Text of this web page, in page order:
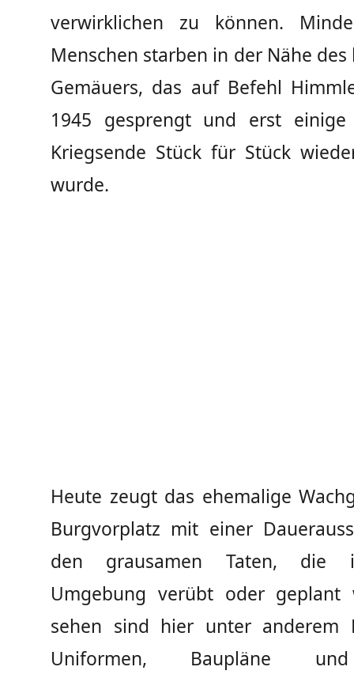
verwirklichen zu können.
Menschen starben in der Nähe
Gemäuers, das auf Befehl
1945 gesprengt und erst einige
Kriegsende Stück für Stück
wurde.
Heute zeugt das ehemalige
Burgvorplatz mit einer
den grausamen Taten, die
Umgebung verübt oder geplant
sehen sind hier unter anderem
Uniformen, Baupläne